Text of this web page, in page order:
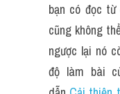
bạn có đọc
cũng không
ngược lại nó
độ làm bài